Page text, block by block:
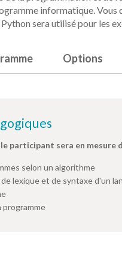
informatique. Vous
sera utilisé pour les
Options
participant sera en mesure
selon un algorithme
lexique et de syntaxe d'un